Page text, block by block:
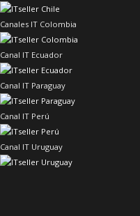
Canales IT Colombia
Canal IT Ecuador
Canal IT Paraguay
Canal IT Perú
Canal IT Uruguay